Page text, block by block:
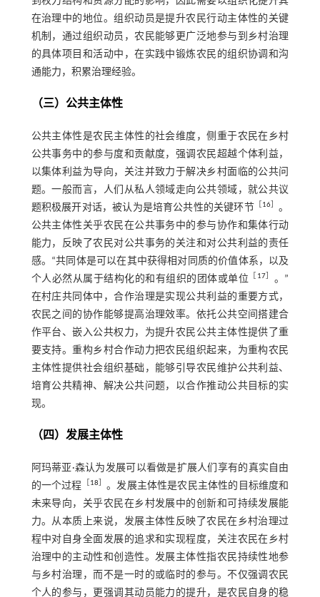
在治理中的地位。组织动员是提升农民行动主体性的关键
机制，通过组织动员，农民能够更广泛地参与到乡村治理
的具体项目和活动中，在实践中锻炼农民的组织协调和沟
通能力，积累治理经验。
（三）公共主体性
公共主体性是农民主体性的社会维度，侧重于农民在乡村
公共事务中的参与度和贡献度，强调农民超越个体利益，
以集体利益为导向，关注并致力于解决乡村面临的公共问
题。一般而言，人们从私人领域走向公共领域，就公共议
题积极展开对话，被认为是培育公共性的关键环节［ 16
。
公共主体性关乎农民在公共事务中的参与协作和集体行动
能力，反映了农民对公共事务的关注和对公共利益的责任
感。“共同体是可以在其中获得相对同质的价值体系，以及
个人必然从属于结构化的和有组织的团体或单位
17］ 。”
在村庄共同体中，合作治理是实现公共利益的重要方式，
农民之间的协作能够提高治理效率。依托公共空间搭建合
作平台、嵌入公共权力，为提升农民公共主体性提供了重
要支持。重构乡村合作动力把农民组织起来，为重构农民
主体性提供社会组织基础，能够引导农民维护公共利益、
培育公共精神、解决公共问题，以合作推动公共目标的实
现。
（四）发展主体性
阿玛蒂亚·森认为发展可以看做是扩展人们享有的真实自由
的一个过程
18
。发展主体性是农民主体性的目标维度和
未来导向，关乎农民在乡村发展中的创新和可持续发展能
力。从本质上来说，发展主体性反映了农民在乡村治理过
程中对自身全面发展的追求和实现程度，关注农民在乡村
治理中的主动性和创造性。发展主体性指农民持续性地参
与乡村治理，而不是一时的或临时的参与。不仅强调农民
个人的参与，更强调其动员能力的提升，是农民自身的稳